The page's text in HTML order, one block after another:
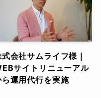
会社サムライフ様｜
サイトリニューアル
ら運用代行を実施